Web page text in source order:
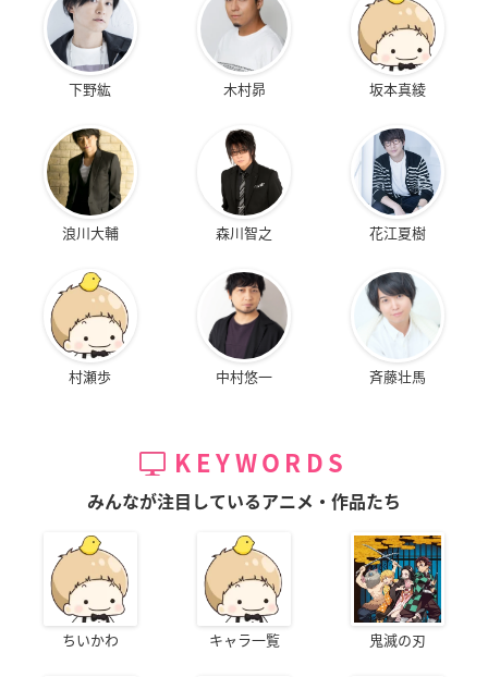
下野紘 木村昴 坂本真綾
浪川大輔 森川智之 花江夏樹
村瀬歩 中村悠一 斉藤壮馬
KEYWORDS
みんなが注目しているアニメ・作品たち
ちいかわ キャラ一覧 鬼滅の刃